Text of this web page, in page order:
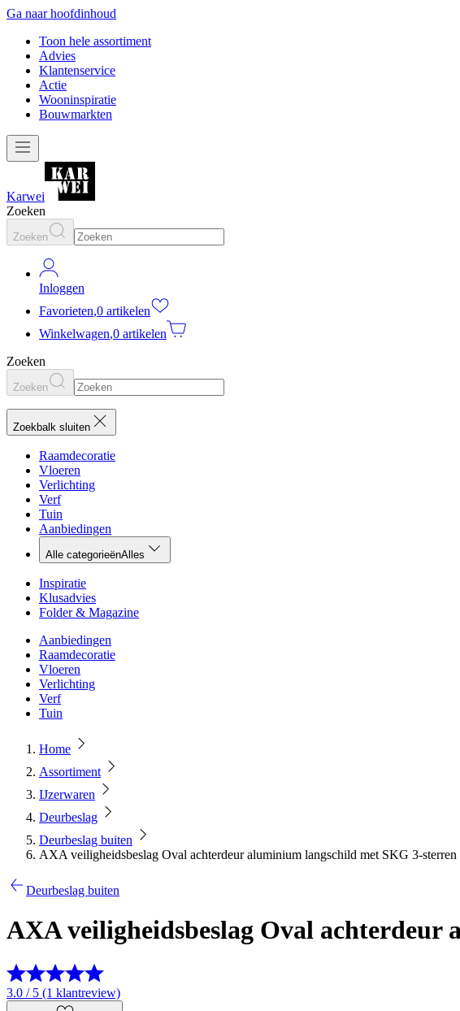
Ga naar hoofdinhoud
Toon hele assortiment
Advies
Klantenservice
Actie
Wooninspiratie
Bouwmarkten
Karwei
Zoeken
Zoeken
Inloggen
Favorieten,0 artikelen
Winkelwagen,0 artikelen
Zoeken
Zoeken
Zoekbalk sluiten
Raamdecoratie
Vloeren
Verlichting
Verf
Tuin
Aanbiedingen
Alle categorieënAlles
Inspiratie
Klusadvies
Folder & Magazine
Aanbiedingen
Raamdecoratie
Vloeren
Verlichting
Verf
Tuin
Home
Assortiment
IJzerwaren
Deurbeslag
Deurbeslag buiten
AXA veiligheidsbeslag Oval achterdeur aluminium langschild met SKG 3-sterren
Deurbeslag buiten
AXA veiligheidsbeslag Oval
3.0 / 5 (1 klantreview)